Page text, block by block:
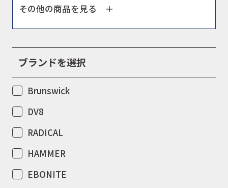
その他の商品を見る ＋
ブランドを選択
Brunswick
DV8
RADICAL
HAMMER
EBONITE